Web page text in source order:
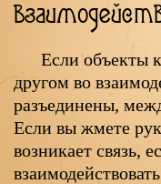
Если объекты
другом во
разъединены,
Если вы жмете
возникает связь,